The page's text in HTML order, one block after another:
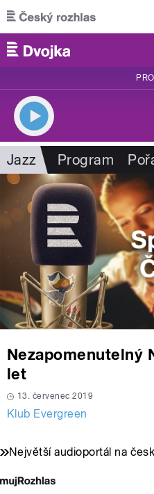
Přejít k hlavnímu obsahu
Jazz Program
Nezapomenutelný
let
13. červenec 2019
Klub Evergreen
Největší audioportál na